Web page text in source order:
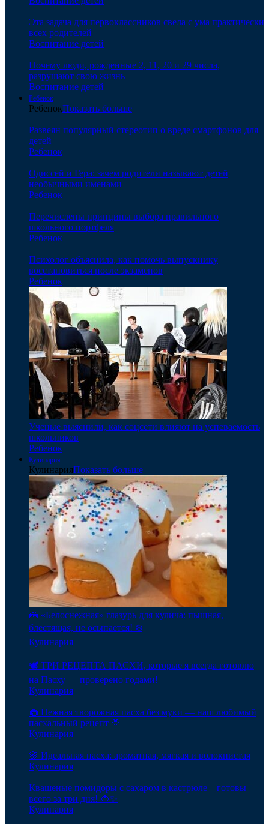
Эта задача для первоклассников свела с ума практически
всех родителей
Воспитание детей
Почему люди, рожденные 2, 11, 20 и 29 числа,
разрушают свою жизнь
Воспитание детей
Ребенок
РебенокПоказать больше
Развеян популярный стереотип о вреде смартфонов для
детей
Ребенок
Одиссей и Гера: зачем родители называют детей
необычными именами
Ребенок
Перечислены принципы выбора правильного
школьного портфеля
Ребенок
Психолог объяснила, как помочь выпускнику
восстановиться после экзаменов
Ребенок
Ученые выяснили, как соцсети влияют на успеваемость
школьников
Ребенок
Кулинария
КулинарияПоказать больше
🍰 «Белоснежная» глазурь для кулича: пышная,
блестящая, не осыпается! ❄️
Кулинария
🕊️ ТРИ РЕЦЕПТА ПАСХИ, которые я всегда готовлю
на Пасху — проверено годами!
Кулинария
🧁 Нежная творожная пасха без муки — наш любимый
пасхальный рецепт 💛
Кулинария
🌸 Идеальная пасха: ароматная, мягкая и волокнистая
Кулинария
Квашеные помидоры с сахаром в кастрюле – готовы
всего за три дня! 🍅✨
Кулинария